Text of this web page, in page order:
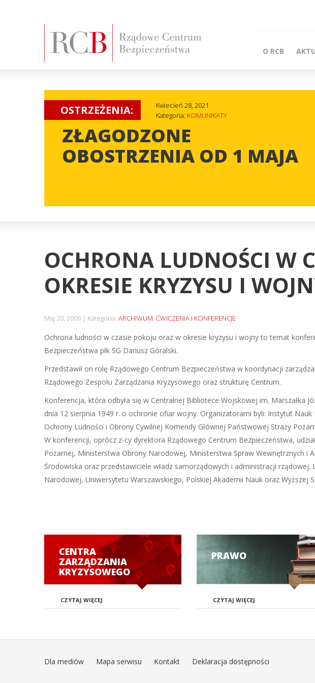
O RCB
OSTRZEŻENIA:
Kwiecień 28, 2021
Kategoria: KOMUNIKATY
ZŁAGODZONE
OBOSTRZENIA OD 1 MAJA
OCHRONA LUDNOŚCI W
OKRESIE KRYZYSU I
Maj 20, 2009 Kategoria: ARCHIWUM, ĆWICZENIA I KONFERENCJE
Ochrona ludności w czasie pokoju oraz w okresie kryzysu i wojny to temat
Bezpieczeństwa płk SG Dariusz Góralski.
Przedstawił on rolę Rządowego Centrum Bezpieczeństwa w koordynacji
Rządowego Zespołu Zarządzania Kryzysowego oraz strukturę Centrum.
Konferencja, która odbyła się w Centralnej Bibliotece Wojskowej im. Marszałka
dnia 12 sierpnia 1949 r. o ochronie ofiar wojny. Organizatorami byli: Instytut
Ochrony Ludności i Obrony Cywilnej Komendy Głównej Państwowej Straży
W konferencji, oprócz z-cy dyrektora Rządowego Centrum Bezpieczeństwa,
Pożarnej, Ministerstwa Obrony Narodowej, Ministerstwa Spraw Wewnętrznych
Środowiska oraz przedstawiciele władz samorządowych i administracji
Narodowej, Uniwersytetu Warszawskiego, Polskiej Akademii Nauk oraz Wyższej
CENTRA
ZARZĄDZANIA
KRYZYSOWEGO
CZYTAJ WIĘCEJ
PRAWO
CZYTAJ WIĘCEJ
Dla mediów Mapa serwisu Kontakt Deklaracja dostępności